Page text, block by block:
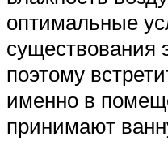
оптимальные
существования
поэтому
именно в
принимают